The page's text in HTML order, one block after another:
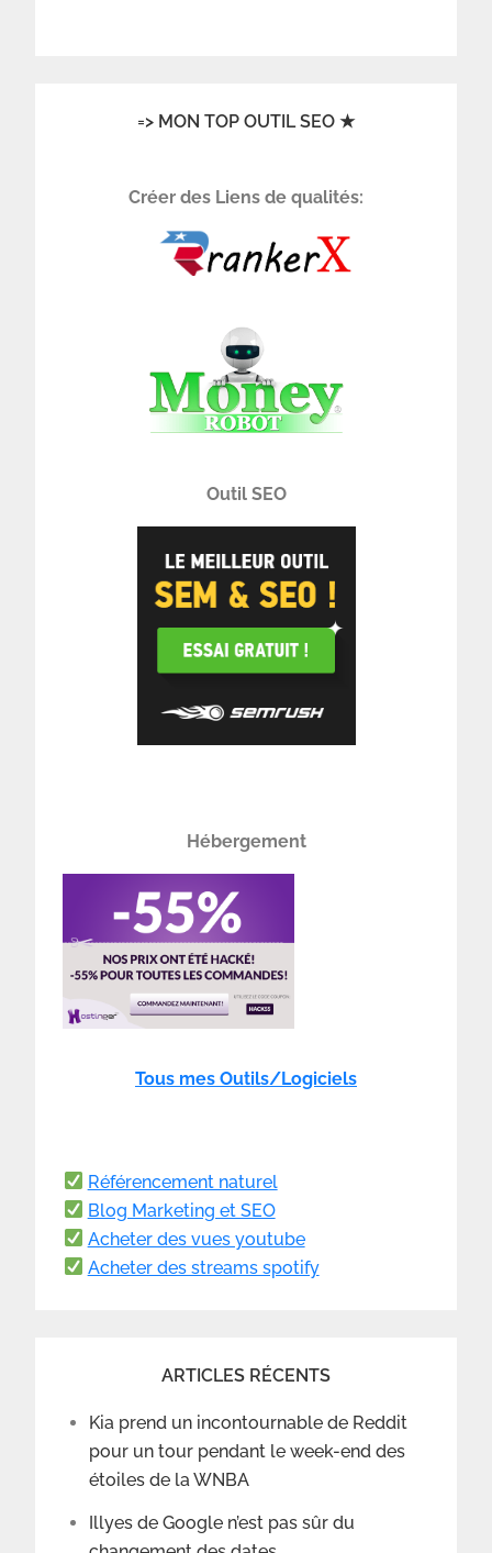
=> MON TOP OUTIL SEO ★
Créer des Liens de qualités:
Outil SEO
Hébergement
Tous mes Outils/Logiciels
Référencement naturel
Blog Marketing et SEO
Acheter des vues youtube
Acheter des streams spotify
ARTICLES RÉCENTS
Kia prend un incontournable de Reddit
pour un tour pendant le week-end des
étoiles de la WNBA
Illyes de Google n’est pas sûr du